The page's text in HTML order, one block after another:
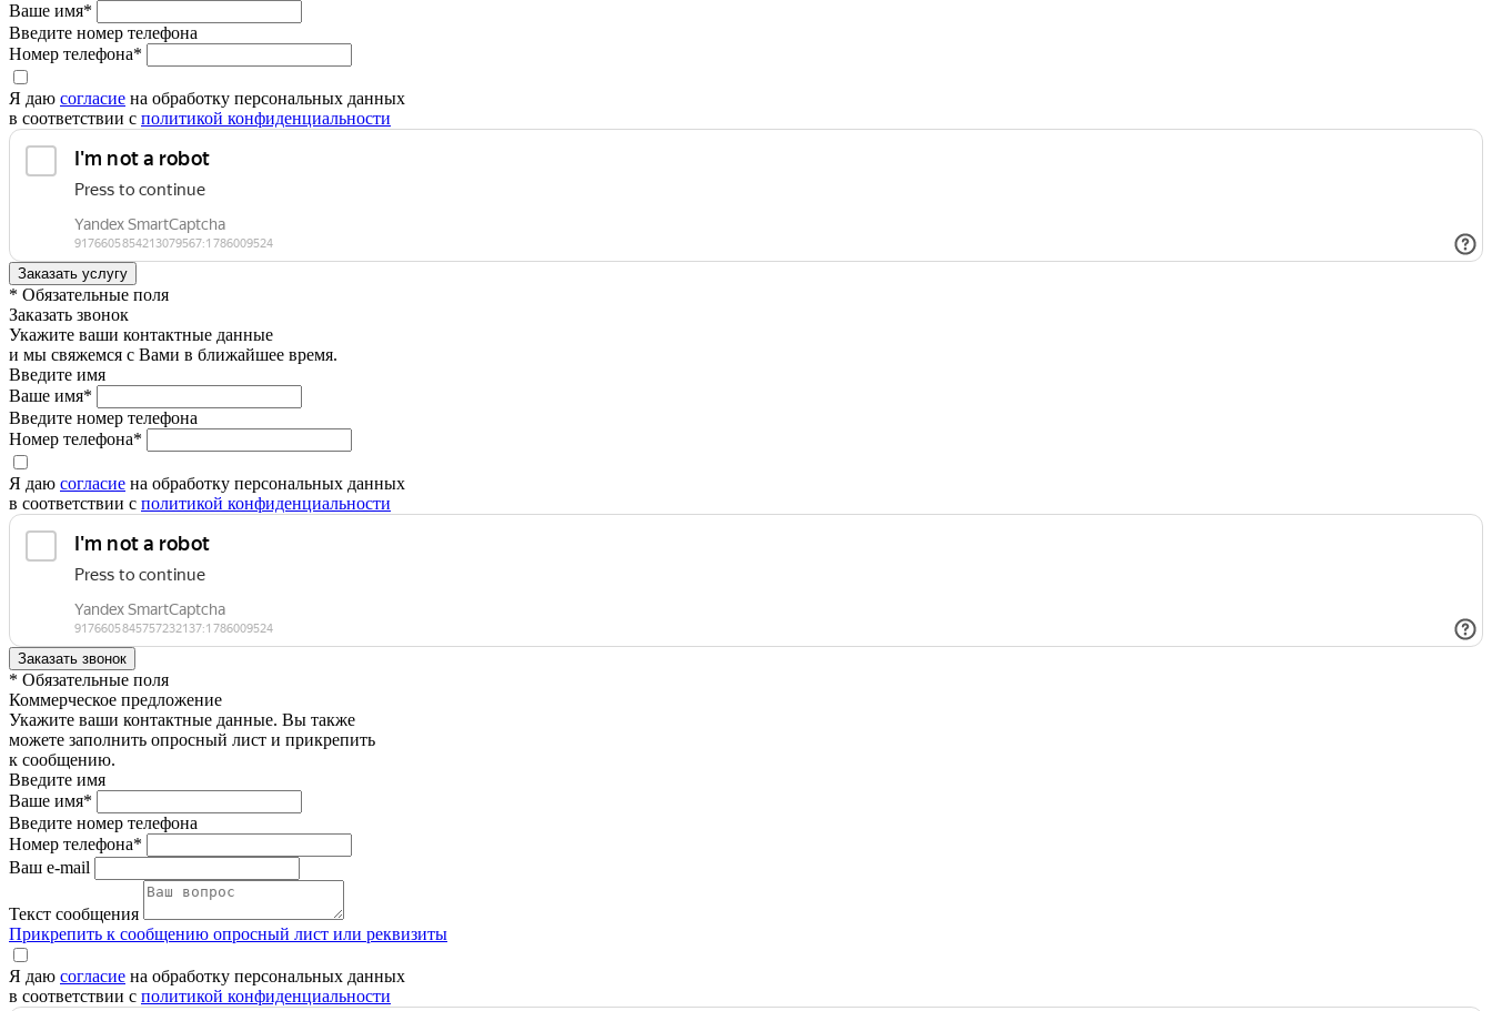
Ваше имя*
Введите номер телефона
Номер телефона*
Я даю согласие на обработку персональных данных
в соответствии с политикой конфиденциальности
* Обязательные поля
Заказать звонок
Укажите ваши контактные данные
и мы свяжемся с Вами в ближайшее время.
Введите имя
Ваше имя*
Введите номер телефона
Номер телефона*
Я даю согласие на обработку персональных данных
в соответствии с политикой конфиденциальности
* Обязательные поля
Коммерческое предложение
Укажите ваши контактные данные. Вы также
можете заполнить опросный лист и прикрепить
к сообщению.
Введите имя
Ваше имя*
Введите номер телефона
Номер телефона*
Ваш e-mail
Текст сообщения
Прикрепить к сообщению опросный лист или реквизиты
Я даю согласие на обработку персональных данных
в соответствии с политикой конфиденциальности